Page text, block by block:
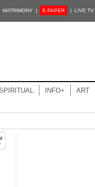
MATRIMONY | E-PAPER | LIVE TV
INFO+ ART